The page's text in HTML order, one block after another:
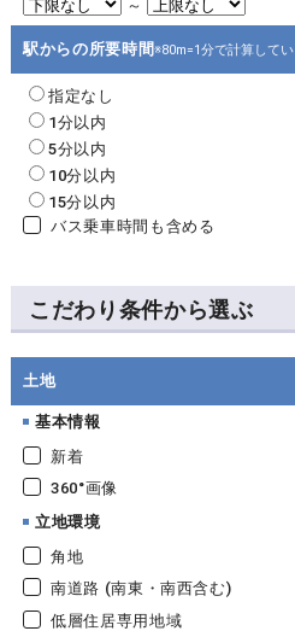
～
駅からの所要時間※80m=1分で計算して
指定なし
1分以内
5分以内
10分以内
15分以内
バス乗車時間も含める
こだわり条件から選ぶ
土地
基本情報
新着
360°画像
立地環境
角地
南道路 (南東・南西含む)
低層住居専用地域